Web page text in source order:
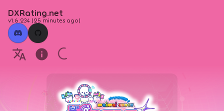
DXRating.net
v1.6.234 (25 minutes ago)